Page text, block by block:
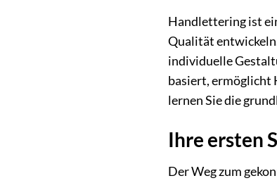
Handlettering ist
Qualität
individuelle
basiert, ermöglicht
lernen Sie die
Ihre ersten
Der Weg zum